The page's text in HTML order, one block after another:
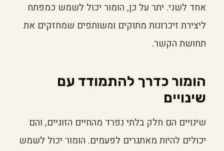
אחד לשני. יתר על כן, הומור יכול לשמש כמפתח
ליצירת זיכרונות מתוקים ומשותפים שמחזקים את
תחושת הקשר.
הומור כדרך להתמודד עם
שינויים
שינויים הם חלק בלתי נפרד מהחיים הזוגיים, והם
יכולים להיות מאתגרים לפעמים. הומור יכול לשמש